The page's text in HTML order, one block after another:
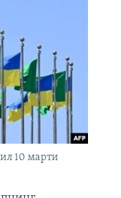
10 марти